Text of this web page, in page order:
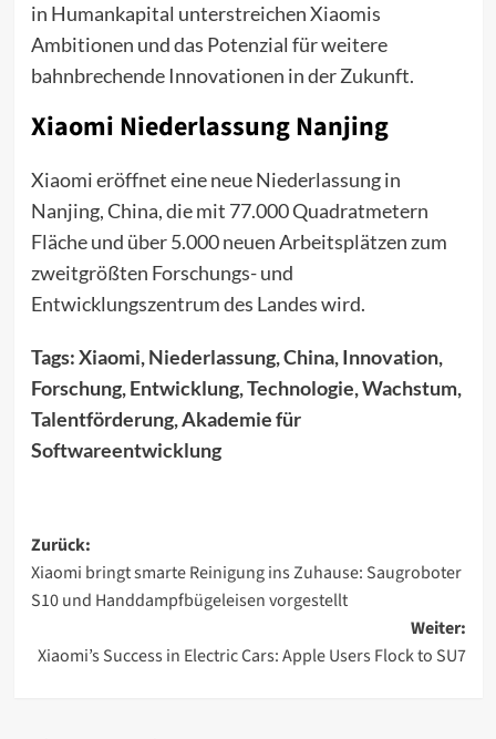
in Humankapital unterstreichen Xiaomis
Ambitionen und das Potenzial für weitere
bahnbrechende Innovationen in der Zukunft.
Xiaomi Niederlassung Nanjing
Xiaomi eröffnet eine neue Niederlassung in
Nanjing, China, die mit 77.000 Quadratmetern
Fläche und über 5.000 neuen Arbeitsplätzen zum
zweitgrößten Forschungs- und
Entwicklungszentrum des Landes wird.
Tags: Xiaomi, Niederlassung, China, Innovation,
Forschung, Entwicklung, Technologie, Wachstum,
Talentförderung, Akademie für
Softwareentwicklung
Beitragsnavigation
Zurück:
Xiaomi bringt smarte Reinigung ins Zuhause: Saugroboter
S10 und Handdampfbügeleisen vorgestellt
Weiter:
Xiaomi’s Success in Electric Cars: Apple Users Flock to SU7